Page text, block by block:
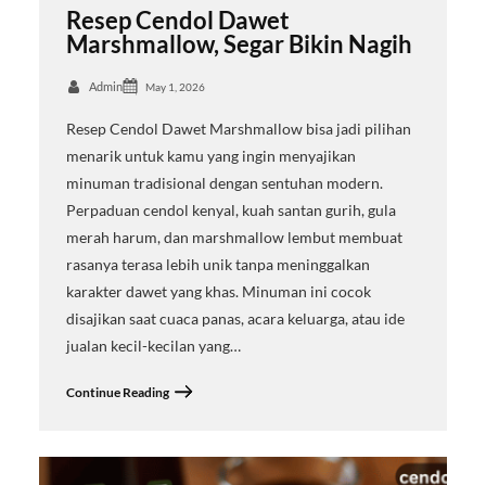
Resep Cendol Dawet
Marshmallow, Segar Bikin Nagih
Admin May 1, 2026
Resep Cendol Dawet Marshmallow bisa jadi pilihan
menarik untuk kamu yang ingin menyajikan
minuman tradisional dengan sentuhan modern.
Perpaduan cendol kenyal, kuah santan gurih, gula
merah harum, dan marshmallow lembut membuat
rasanya terasa lebih unik tanpa meninggalkan
karakter dawet yang khas. Minuman ini cocok
disajikan saat cuaca panas, acara keluarga, atau ide
jualan kecil-kecilan yang…
Continue Reading